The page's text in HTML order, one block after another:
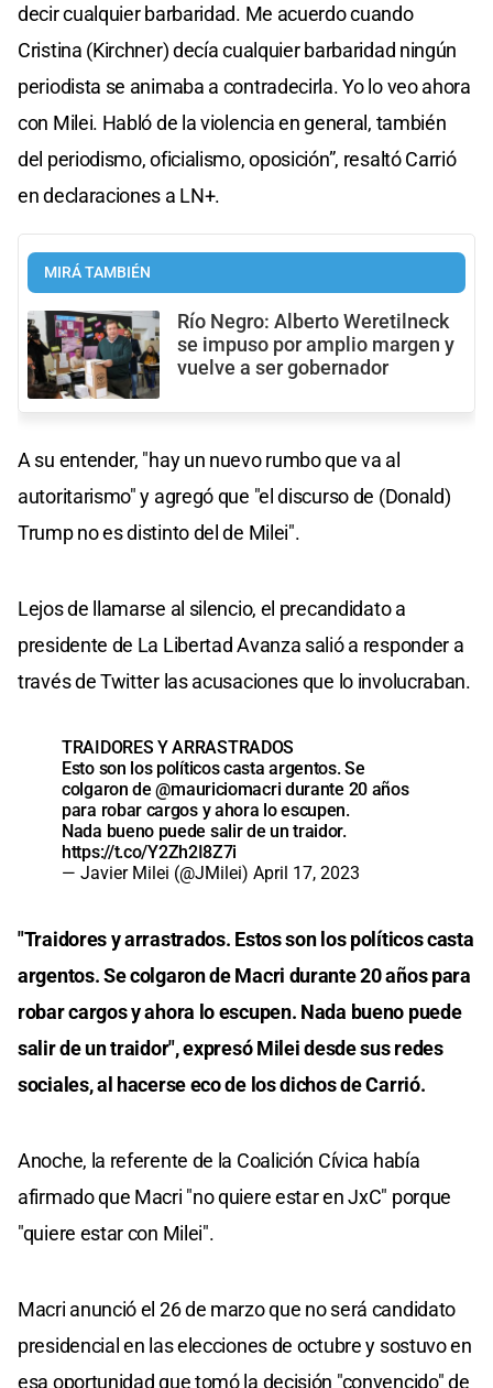
decir cualquier barbaridad. Me acuerdo cuando
Cristina (Kirchner) decía cualquier barbaridad ningún
periodista se animaba a contradecirla. Yo lo veo ahora
con Milei. Habló de la violencia en general, también
del periodismo, oficialismo, oposición”, resaltó Carrió
en declaraciones a LN+.
MIRÁ TAMBIÉN
Río Negro: Alberto Weretilneck
se impuso por amplio margen y
vuelve a ser gobernador
A su entender, "hay un nuevo rumbo que va al
autoritarismo" y agregó que "el discurso de (Donald)
Trump no es distinto del de Milei".
Lejos de llamarse al silencio, el precandidato a
presidente de La Libertad Avanza salió a responder a
través de Twitter las acusaciones que lo involucraban.
TRAIDORES Y ARRASTRADOS
Esto son los políticos casta argentos. Se
colgaron de@mauriciomacri durante 20 años
para robar cargos y ahora lo escupen.
Nada bueno puede salir de un traidor.
https://t.co/Y2Zh2I8Z7i
— Javier Milei (@JMilei) April 17, 2023
"Traidores y arrastrados. Estos son los políticos casta
argentos. Se colgaron de Macri durante 20 años para
robar cargos y ahora lo escupen. Nada bueno puede
salir de un traidor", expresó Milei desde sus redes
sociales, al hacerse eco de los dichos de Carrió.
Anoche, la referente de la Coalición Cívica había
afirmado que Macri "no quiere estar en JxC" porque
"quiere estar con Milei".
Macri anunció el 26 de marzo que no será candidato
presidencial en las elecciones de octubre y sostuvo en
esa oportunidad que tomó la decisión "convencido" de